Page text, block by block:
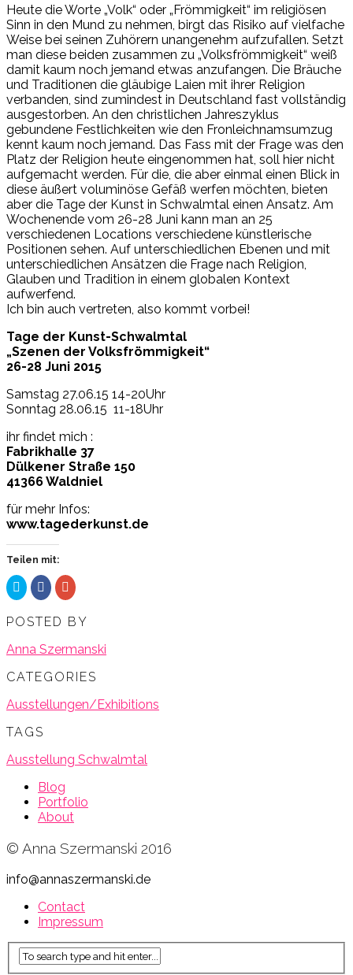
Heute die Worte „Volk“ oder „Frömmigkeit“ im religiösen
Sinn in den Mund zu nehmen, birgt das Risiko auf vielfache
Weise bei seinen Zuhörern unangenehm aufzufallen. Setzt
man diese beiden zusammen zu „Volksfrömmigkeit“ weiß
damit kaum noch jemand etwas anzufangen. Die Bräuche
und Traditionen die gläubige Laien mit ihrer Religion
verbanden, sind zumindest in Deutschland fast vollständig
ausgestorben. An den christlichen Jahreszyklus
gebundene Festlichkeiten wie den Fronleichnamsumzug
kennt kaum noch jemand. Das Fass mit der Frage was den
Platz der Religion heute eingenommen hat, soll hier nicht
aufgemacht werden. Für die, die aber einmal einen Blick in
diese äußert voluminöse Gefäß werfen möchten, bieten
aber die Tage der Kunst in Schwalmtal einen Ansatz. Am
Wochenende vom 26-28 Juni kann man an 25
verschiedenen Locations verschiedene künstlerische
Positionen sehen. Auf unterschiedlichen Ebenen und mit
unterschiedlichen Ansätzen die Frage nach Religion,
Glauben und Tradition in einem globalen Kontext
aufwerfend.
Ich bin auch vertreten, also kommt vorbei!
Tage der Kunst-Schwalmtal
„Szenen der Volksfrömmigkeit“
26-28 Juni 2015
Samstag 27.06.15 14-20Uhr
Sonntag 28.06.15 11-18Uhr
ihr findet mich :
Fabrikhalle 37
Dülkener Straße 150
41366 Waldniel
für mehr Infos:
www.tagederkunst.de
Teilen mit:
Klick,
um
über
Twitter
zu
(Wird
in
Fenster
geöffnet)
Klick,
um
Facebook
zu
(Wird
in
Fenster
geöffnet)
Zum
Teilen
Google+
anklicken
neuem
geöffnet)
POSTED BY
Anna Szermanski
CATEGORIES
Ausstellungen/Exhibitions
TAGS
Ausstellung Schwalmtal
Blog
Portfolio
About
© Anna Szermanski 2016
info@annaszermanski.de
Contact
Impressum